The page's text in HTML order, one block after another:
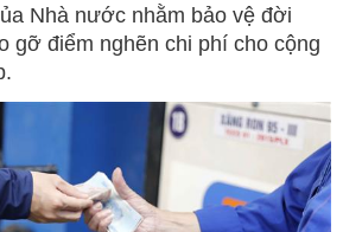
Nhà nước nhằm bảo vệ đời
gỡ điểm nghẽn chi phí cho cộng